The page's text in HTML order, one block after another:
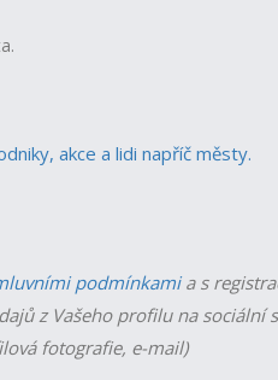
akce a lidi napříč městy.
podmínkamia s
z Vašeho profilu na sociální
fotografie, e-mail)